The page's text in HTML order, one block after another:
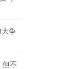
大争
但不